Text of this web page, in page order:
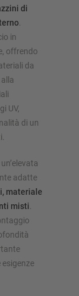
di
.
in
offrendo
da
UV,
di un
adatte
materiale
misti.